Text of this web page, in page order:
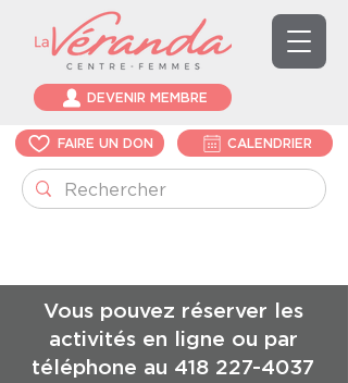
DEVENIR MEMBRE
FAIRE UN DON CALENDRIER
Vous pouvez réserver les
activités en ligne ou par
téléphone au 418 227-4037